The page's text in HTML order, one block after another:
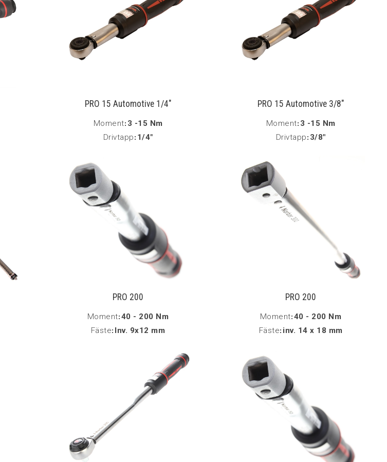
PRO 15 Automotive 1/4"
Moment: 3 -15 Nm
Drivtapp: 1/4"
PRO 15 Automotive 3/8"
Moment: 3 -15 Nm
Drivtapp: 3/8"
PRO 200
Moment:40 - 200 Nm
Fäste: Inv. 9x12 mm
PRO 200
Moment:40 - 200 Nm
Fäste: inv. 14 x 18 mm